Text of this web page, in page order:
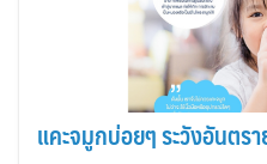
แคะจมูกบ่อยๆ ระวังอันตร